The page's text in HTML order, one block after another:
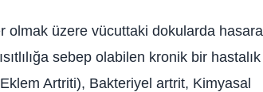
olmak üzere vücuttaki dokularda hasara
sebep olabilen kronik bir hastalık
Artriti), Bakteriyel artrit, Kimyasal